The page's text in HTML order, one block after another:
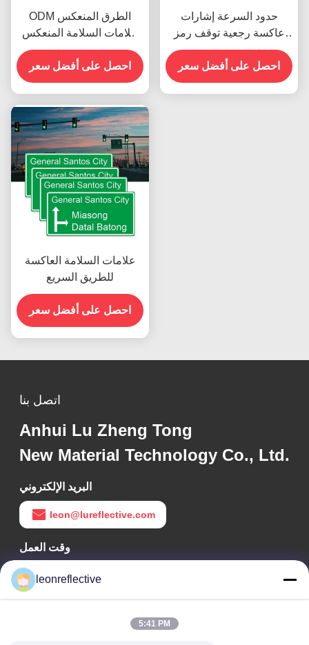
ODM الطرق المنعكس
علامات السلامة المنعكس
لوحات الألومنيوم بيت
احصل على أفضل سعر
حدود السرعة إشارات
عاكسة رجعية توقف رمز
المرور شكل مستدير
احصل على أفضل سعر
علامات السلامة العاكسة
للطريق السريع
احصل على أفضل سعر
اتصل بنا
Anhui Lu Zheng Tong
New Material Technology Co., Ltd.
البريد الإلكتروني
leon@lureflective.com
وقت العمل
9:00-18:00
عنواننا
leonreflective
5:41 PM